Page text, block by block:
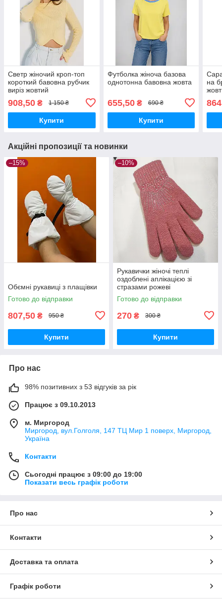
Светр жіночий кроп-топ
короткий бавовна рубчик
виріз жовтий
908,50 ₴ 1 150 ₴
Купити
Футболка жіноча базова
однотонна бавовна жовта
655,50₴ 690 ₴
Купити
на
Акційні пропозиції та новинки
–15%
Обємні рукавиці з плащівки
Готово до відправки
807,50 ₴ 950 ₴
Купити
–10%
Рукавички жіночі теплі
оздоблені аплікацією зі
стразами рожеві
Готово до відправки
270 ₴ 300 ₴
Купити
Про нас
98% позитивних з 53 відгуків за рік
Працює з 09.10.2013
м. Миргород
Миргород, вул.Голголя, 147 ТЦ Мир 1 поверх, Миргород,
Україна
Контакти
Сьогодні працює з 09:00 до 19:00
Показати весь графік роботи
Про нас
Контакти
Доставка та оплата
Графік роботи